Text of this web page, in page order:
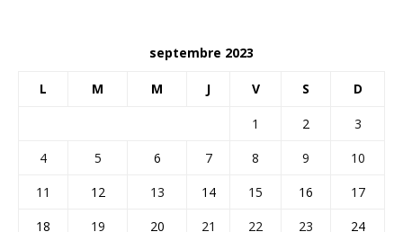
septembre 2023
L M M J V S D
1 2
3
4
5 6 7 8 9
10
11
12 13 14 15 16
17
18
19 20 21 22 23 24